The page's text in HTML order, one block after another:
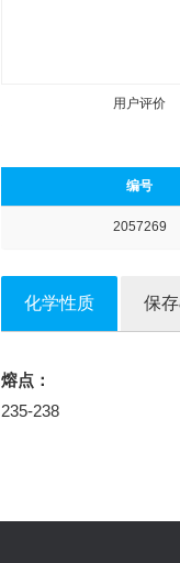
用户评价
编号
2057269
化学性质 保
熔点：
235-238